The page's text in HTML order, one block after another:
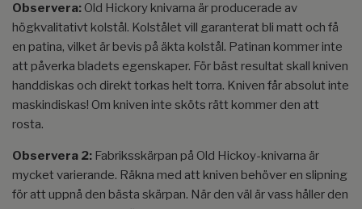
Observera: Old Hickory knivarna är producerade av
högkvalitativt kolstål. Kolstålet vill garanterat bli matt och få
en patina, vilket är bevis på äkta kolstål. Patinan kommer inte
att påverka bladets egenskaper. För bäst resultat skall kniven
handdiskas och direkt torkas helt torra. Kniven får absolut inte
maskindiskas! Om kniven inte sköts rätt kommer den att
rosta.
Observera 2: Fabriksskärpan på Old Hickoy-knivarna är
mycket varierande. Räkna med att kniven behöver en slipning
för att uppnå den bästa skärpan. När den väl är vass håller den